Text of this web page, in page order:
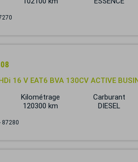
16 V EAT6 BVA 130CV ACTIVE
Kilométrage
120300 km
Carburant
DIESEL
87280